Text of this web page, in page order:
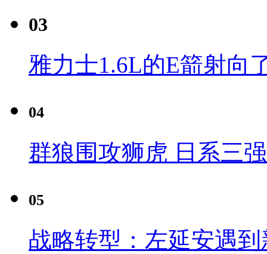
03
雅力士1.6L的E箭射向
04
群狼围攻狮虎 日系三
05
战略转型：左延安遇